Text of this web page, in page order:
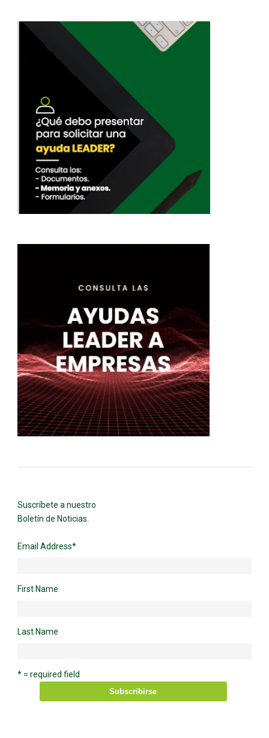
Suscríbete a nuestro
Boletín de Noticias.
Email Address*
First Name
Last Name
* = required field